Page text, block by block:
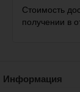
Стоимость
получении в
Информация